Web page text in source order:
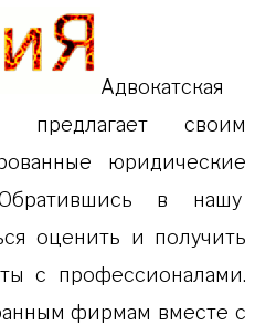
Адвокатская
предлагает своим
юридические
в нашу
оценить и получить
с профессионалами.
фирмам вместе с